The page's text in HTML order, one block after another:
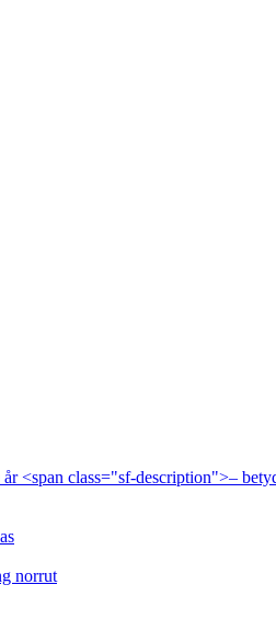
<span class="sf-description">–
norrut